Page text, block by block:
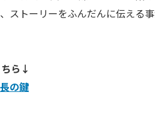
ストーリーをふんだんに伝える
ちら↓
の鍵